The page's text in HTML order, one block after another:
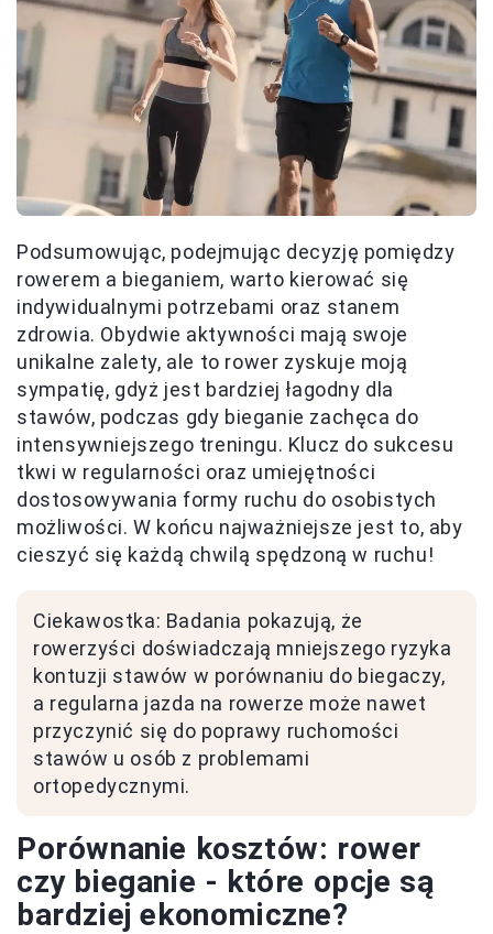
Podsumowując, podejmując decyzję pomiędzy
rowerem a bieganiem, warto kierować się
indywidualnymi potrzebami oraz stanem
zdrowia. Obydwie aktywności mają swoje
unikalne zalety, ale to rower zyskuje moją
sympatię, gdyż jest bardziej łagodny dla
stawów, podczas gdy bieganie zachęca do
intensywniejszego treningu. Klucz do sukcesu
tkwi w regularności oraz umiejętności
dostosowywania formy ruchu do osobistych
możliwości. W końcu najważniejsze jest to, aby
cieszyć się każdą chwilą spędzoną w ruchu!
Ciekawostka: Badania pokazują, że
rowerzyści doświadczają mniejszego ryzyka
kontuzji stawów w porównaniu do biegaczy,
a regularna jazda na rowerze może nawet
przyczynić się do poprawy ruchomości
stawów u osób z problemami
ortopedycznymi.
Porównanie kosztów: rower
czy bieganie - które opcje są
bardziej ekonomiczne?